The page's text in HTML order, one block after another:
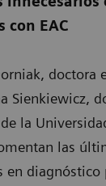
con EAC
doctora
Sienkiewicz,
la
las
en diagnóstico